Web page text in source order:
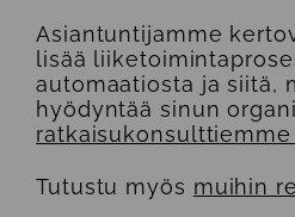
Asiantuntijamme
lisää
automaatiosta ja siitä,
hyödyntää sinun
Tutustu myös muihin